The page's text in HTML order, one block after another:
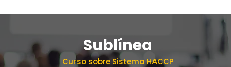
Sublínea
Curso sobre Sistema HACCP